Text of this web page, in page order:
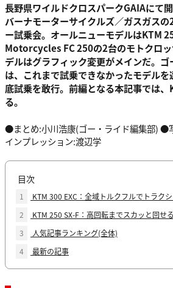
長野県ワイルドクロスパークGAIAにて
バーナモーターサイクルズ／ガスガス
ー試乗会。オールニューモデルはKTM
Motorcycles FC 250の2台のモトクロッ
デルはグラフィック変更がメインだ。
は、これまで試乗できなかったモデル
底試乗を敢行。前編となる本記事では
る。
●まとめ:小川浩康(ゴー・ライド編集部) ●
インプレッション:渡辺学
目次
1
KTM 300 EXC：全域トルクフルでトラク
2
KTM 250 SX-F：高回転までスカッと回せ
3
人気記事ランキング(全体)
4
最新の記事